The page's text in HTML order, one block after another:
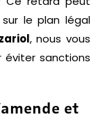
le plan légal
, nous vous
éviter sanctions
et